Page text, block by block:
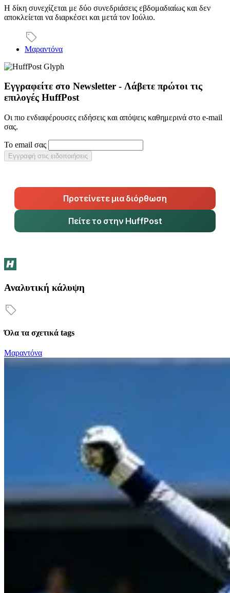
Η δίκη συνεχίζεται με δύο συνεδριάσεις εβδομαδιαίως και δεν
αποκλείεται να διαρκέσει και μετά τον Ιούλιο.
Μαραντόνα
Εγγραφείτε στο Newsletter - Λάβετε πρώτοι τις
επιλογές HuffPost
Οι πιο ενδιαφέρουσες ειδήσεις και απόψεις καθημερινά στο e-mail
σας.
Το email σας
Εγγραφή στις ειδοποιήσεις
Προτείνετε μια διόρθωση
Πείτε το στην HuffPost
Αναλυτική κάλυψη
Όλα τα σχετικά tags
Μαραντόνα